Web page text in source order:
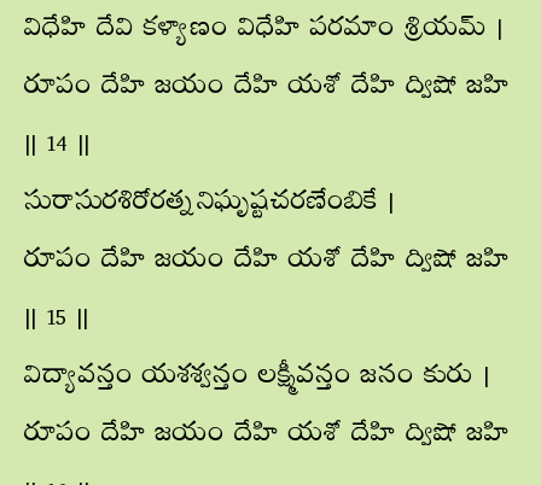
విధేహి దేవి కళ్యాణం విధేహి పరమాం శ్రియమ్ |
రూపం దేహి జయం దేహి యశో దేహి ద్విషో జహి
|| 14 ||
సురాసురశిరోరత్ననిఘృష్టచరణేంబికే |
రూపం దేహి జయం దేహి యశో దేహి ద్విషో జహి
|| 15 ||
విద్యావన్తం యశశ్వన్తం లక్ష్మీవన్తం జనం కురు |
రూపం దేహి జయం దేహి యశో దేహి ద్విషో జహి